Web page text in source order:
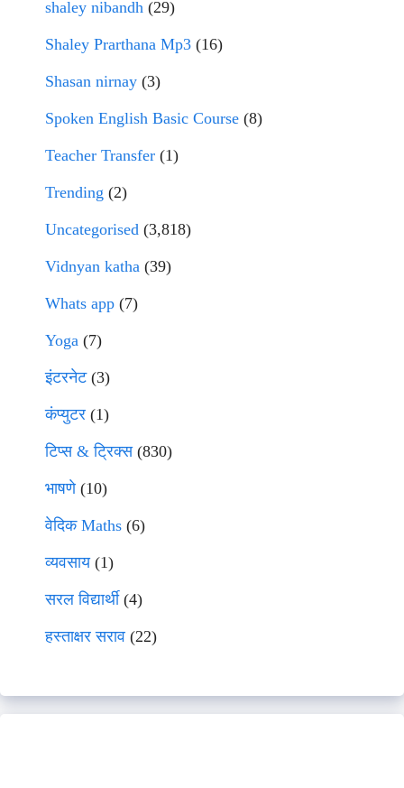
shaley nibandh (29)
Shaley Prarthana Mp3 (16)
Shasan nirnay (3)
Spoken English Basic Course (8)
Teacher Transfer (1)
Trending (2)
Uncategorised (3,818)
Vidnyan katha (39)
Whats app (7)
Yoga (7)
इंटरनेट(3)
कंप्युटर (1)
टिप्स & ट्रिक्स(830)
भाषणे(10)
वेदिक Maths (6)
व्यवसाय(1)
सरल विद्यार्थी(4)
हस्ताक्षर सराव (22)